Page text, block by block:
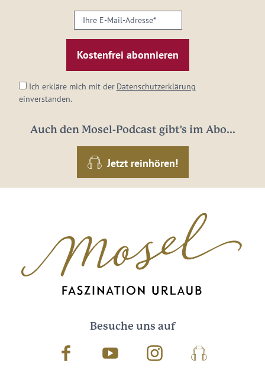
Ihre
E-
Mail-
Adresse:
Ich erkläre mich mit der Datenschutzerklärung
einverstanden.
Auch den Mosel-Podcast gibt's im Abo...
Jetzt reinhören!
Besuche uns auf
Facebook Youtube InstagramPodcast